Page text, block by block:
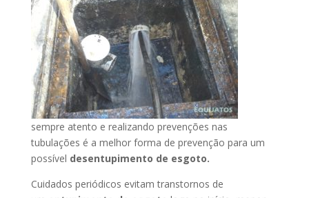
sempre atento e realizando prevenções nas
tubulações é a melhor forma de prevenção para um
possível desentupimento de esgoto.
Cuidados periódicos evitam transtornos de